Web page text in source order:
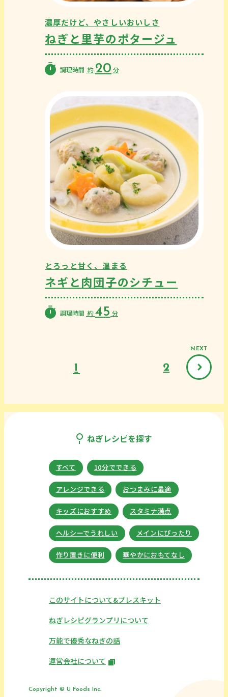
濃厚だけど、やさしいおいしさ
ねぎと里芋のポタージュ
調理時間 約 20 分
とろっと甘く、温まる
ネギと肉団子のシチュー
調理時間 約45 分
page
1 page
2
次の
NEXT
ねぎレシピを探す
すべて 10分でできる
アレンジできる おつまみに最適
キッズにおすすめ スタミナ満点
ヘルシーでうれしい メインにぴったり
作り置きに便利 華やかにおもてなし
このサイトについて&プレスキット
ねぎレシピグランプリについて
万能で優秀なねぎの話
運営会社について
Copyright © U Foods Inc.